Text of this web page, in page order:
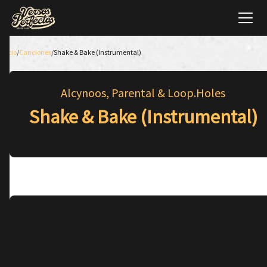
Inicio/Canciones/Shake & Bake (Instrumental)
Alcynoos, Parental & Loop.Holes
Shake & Bake (Instrumental)